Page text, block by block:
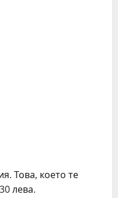
Това, което те
лева.